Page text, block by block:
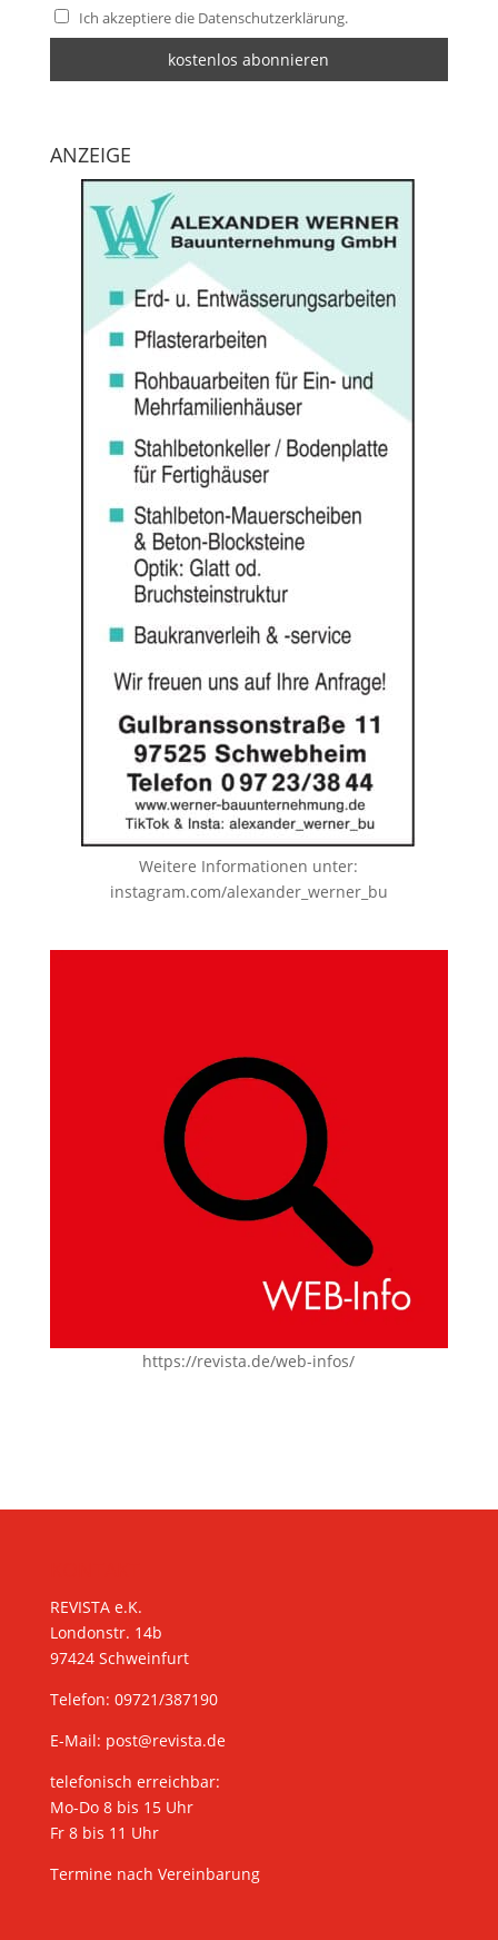
Ich akzeptiere die Datenschutzerklärung.
ANZEIGE
Weitere Informationen unter:
instagram.com/alexander_werner_bu
https://revista.de/web-infos/
REVISTA e.K.
Londonstr. 14b
97424 Schweinfurt
Telefon: 09721/387190
E-Mail: post@revista.de
telefonisch erreichbar:
Mo-Do 8 bis 15 Uhr
Fr 8 bis 11 Uhr
Termine nach Vereinbarung